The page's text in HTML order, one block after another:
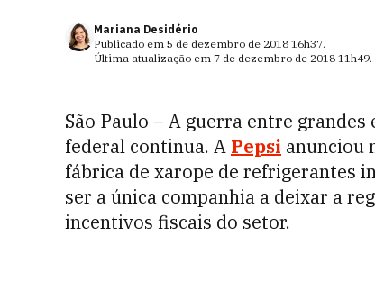
Mariana Desidério
Publicado em 5 de dezembro de 2018 16h37.
Última atualização em 7 de dezembro de 2018 11h49.
São Paulo – A guerra entre grandes
federal continua. A Pepsi anunciou
fábrica de xarope de refrigerantes
ser a única companhia a deixar a
incentivos fiscais do setor.